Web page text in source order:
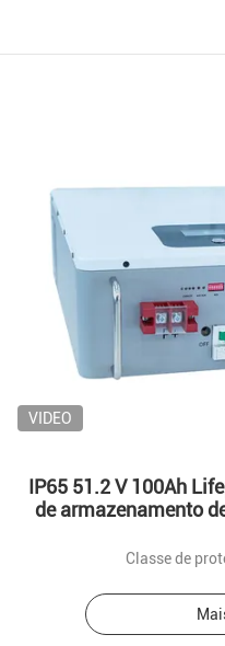
VIDEO
IP65 51.2 V 100Ah
de armazenamento
Classe de